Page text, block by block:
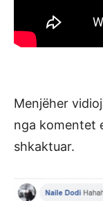
Menjëher
nga komentet
shkaktuar.